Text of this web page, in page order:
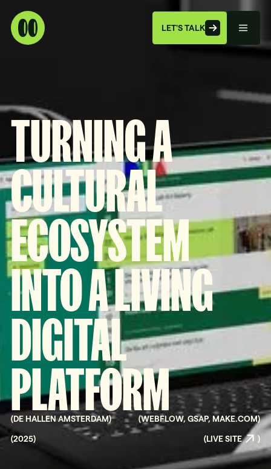
LET'S TALK
TURNING A
CULTURAL
ECOSYSTEM
INTO A LIVING
DIGITAL
PLATFORM
(DE HALLEN AMSTERDAM) (WEBFLOW, GSAP, MAKE.COM)
(2025) (LIVE SITE )